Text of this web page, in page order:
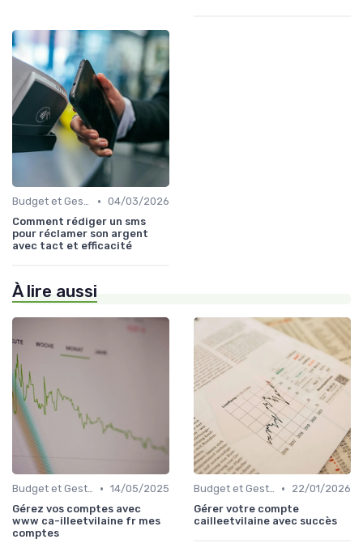
Budget et Gestion des Finances Personnelles • 04/03/2026
Comment rédiger un sms
pour réclamer son argent
avec tact et efficacité
À lire aussi
Budget et Gestion des Finances Personnelles • 14/05/2025
Gérez vos comptes avec
www ca-illeetvilaine fr mes
comptes
Budget et Gestion des Finances Personnelles •
22/01/2026
Gérer votre compte
cailleetvilaine avec succès